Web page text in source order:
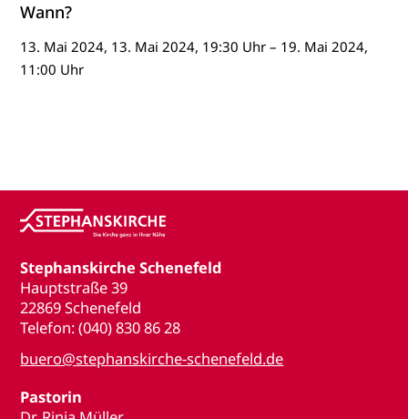
Wann?
13. Mai 2024, 13. Mai 2024, 19:30 Uhr – 19. Mai 2024,
11:00 Uhr
Stephanskirche Schenefeld
Hauptstraße 39
22869 Schenefeld
Telefon: (040) 830 86 28
buero@stephanskirche-schenefeld.de
Pastorin